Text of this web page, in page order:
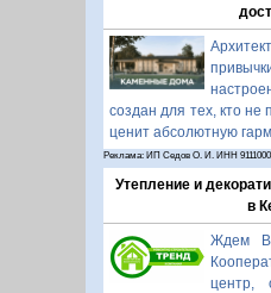
создан для тех, кто не
ценит абсолютную
Реклама: ИП Седов О. И. ИНН
Утепление и
в
Ждем
центр,